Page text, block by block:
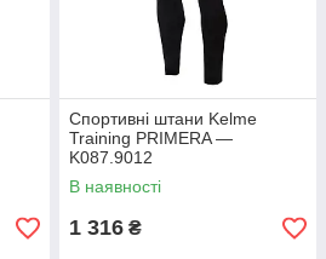
Спортивні штани Kelme
Training PRIMERA —
K087.9012
В наявності
1 316 ₴